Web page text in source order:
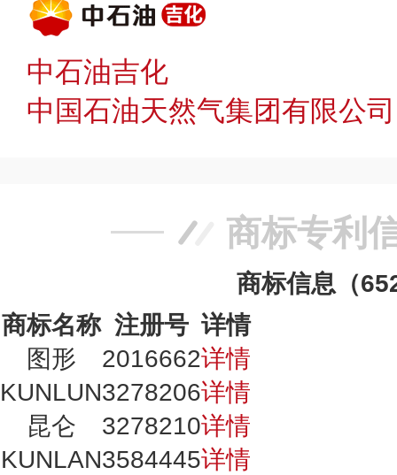
中石油吉化
中国石油天然气集团有限公司
商标专利
商标信息（
商标名称 注册号 详情
图形
2016662详情
KUNLUN3278206详情
昆仑
3278210详情
KUNLAN3584445详情